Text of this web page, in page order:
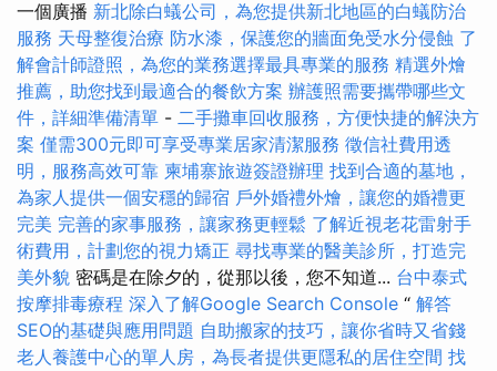
一個廣播 新北除白蟻公司，為您提供新北地區的白蟻防治
服務 天母整復治療 防水漆，保護您的牆面免受水分侵蝕 了
解會計師證照，為您的業務選擇最具專業的服務 精選外燴
推薦，助您找到最適合的餐飲方案 辦護照需要攜帶哪些文
件，詳細準備清單 - 二手攤車回收服務，方便快捷的解決方
案 僅需300元即可享受專業居家清潔服務 徵信社費用透
明，服務高效可靠 柬埔寨旅遊簽證辦理 找到合適的墓地，
為家人提供一個安穩的歸宿 戶外婚禮外燴，讓您的婚禮更
完美 完善的家事服務，讓家務更輕鬆 了解近視老花雷射手
術費用，計劃您的視力矯正 尋找專業的醫美診所，打造完
美外貌 密碼是在除夕的，從那以後，您不知道... 台中泰式
按摩排毒療程 深入了解Google Search Console “ 解答
SEO的基礎與應用問題 自助搬家的技巧，讓你省時又省錢
老人養護中心的單人房，為長者提供更隱私的居住空間 找